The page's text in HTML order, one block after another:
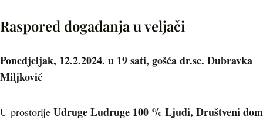
Raspored događanja u veljači
Ponedjeljak, 12.2.2024. u 19 sati, gošća dr.sc. Dubravka
Miljković
U prostorije Udruge Ludruge 100 % Ljudi, Društveni dom